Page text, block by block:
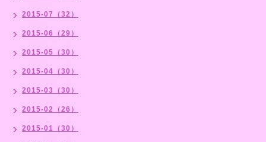
2015-07（32）
2015-06（29）
2015-05（30）
2015-04（30）
2015-03（30）
2015-02（26）
2015-01（30）